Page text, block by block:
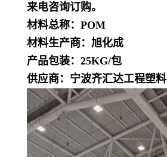
来电咨询订购。
材料总称：POM
材料生产商：旭化成
产品包装：25KG/包
供应商：宁波齐汇达工程塑料